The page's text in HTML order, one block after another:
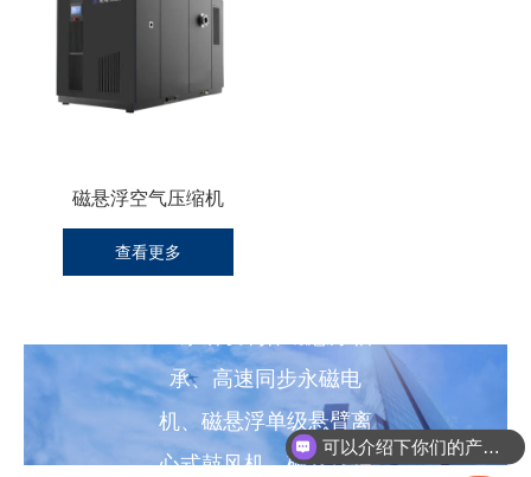
磁悬浮空气压缩机
查看更多
承、高速同步永磁电
机、磁悬浮单级悬臂离
心式鼓风机、磁悬浮轴
可以介绍下你们的产品么